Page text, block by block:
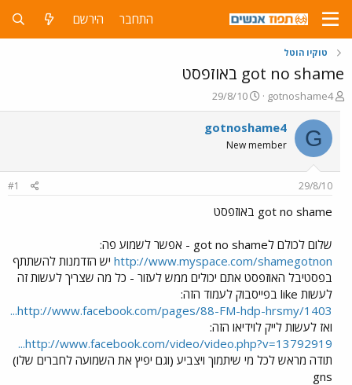
התחבר הירשם
טוקיו הוטל
got no shame באוזפסט
פ
ו
ת
ח
ה
ו
ש
א
gotnoshame4
פ
ו
ר
ם
ר
29/8/10
G
gotnoshame4
New member
29/8/10
#1
got no shame באוזפסט
שלום לכולם לgot no shame - אפשר לשמוע פה:
http://www.myspace.com/shamegotnon יש הזדמנות להשתתף
בפסטיבל האוזפסט אתם יכולים ממש לעזור - כל מה שצריך לעשות זה
לעשות like בפייסבוק לעמוד הזה:
http://www.facebook.com/pages/88-FM-hdp-hrsmy/1403...
ואז לעשות לייק לוידיאו הזה:
http://www.facebook.com/video/video.php?v=13792919...
תודה מראש לכל מי שיתמוך ויצביע (וגם יפיץ את השמועה לחברים שלו)
gns